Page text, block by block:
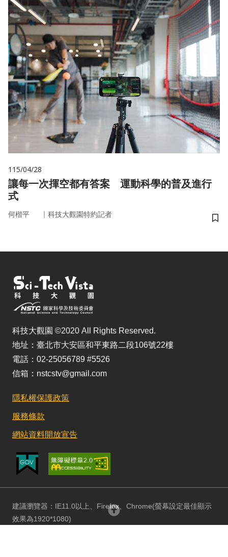
115/04/28
讓每一次揮空都有答案 運動科學的普及進行
式
何楷平 ｜ 科技大觀園特約記者
儲
科技大觀園 ©2020 All Rights Reserved.
地址：臺北市大安區和平東路二段106號22樓
電話：02-25056789 #5526
信箱：nstcstv@gmail.com
隱私權保護政策
服務條款
網站資料開放宣告
建議瀏覽器：IE11.0以上、Firefox、Chrome(螢幕設定最佳顯示
效果為1920*1080)
回頂部